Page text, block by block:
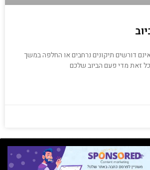
אינם דורשים תיקונים נרחבים או החלפה במשך
זאת מדי פעם הביוב שלכם